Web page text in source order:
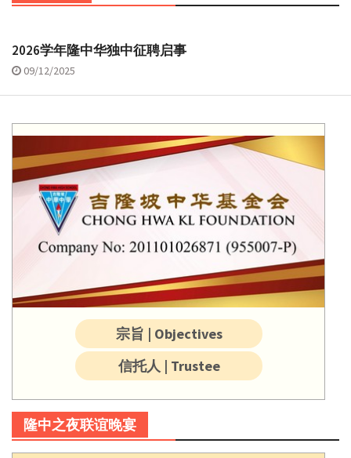
2026学年隆中华独中征聘启事
09/12/2025
宗旨 | Objectives
信托人 | Trustee
隆中之夜联谊晚宴